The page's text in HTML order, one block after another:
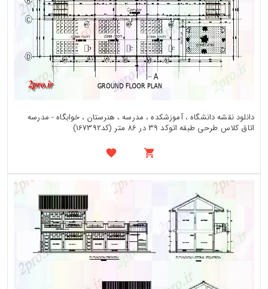
دانلود نقشه دانشگاه ، آموزشکده ، مدرسه ، هنرستان ، خوابگاه - مدرسه
اتاق کلاس طرحی طبقه اتوکد 39 در 86 متر (کد167392)